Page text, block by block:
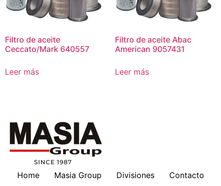
Filtro de aceite
Ceccato/Mark 640557
Leer más
Filtro de aceite Abac
American 9057431
Leer más
Home Masia Group Divisiones
Contacto